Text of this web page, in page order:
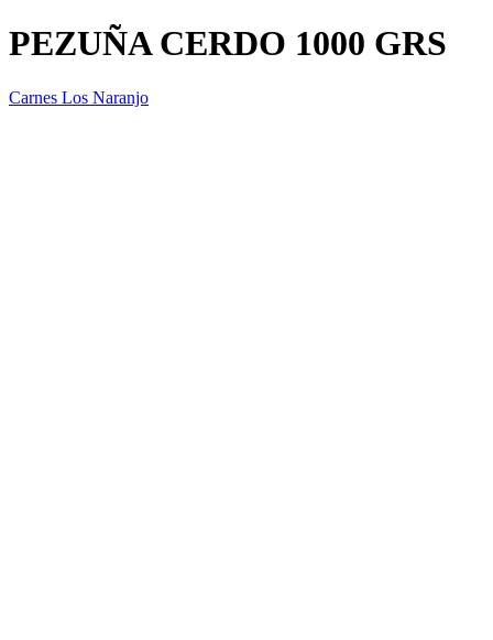
PEZUÑA CERDO 1000 GRS
Carnes Los Naranjo